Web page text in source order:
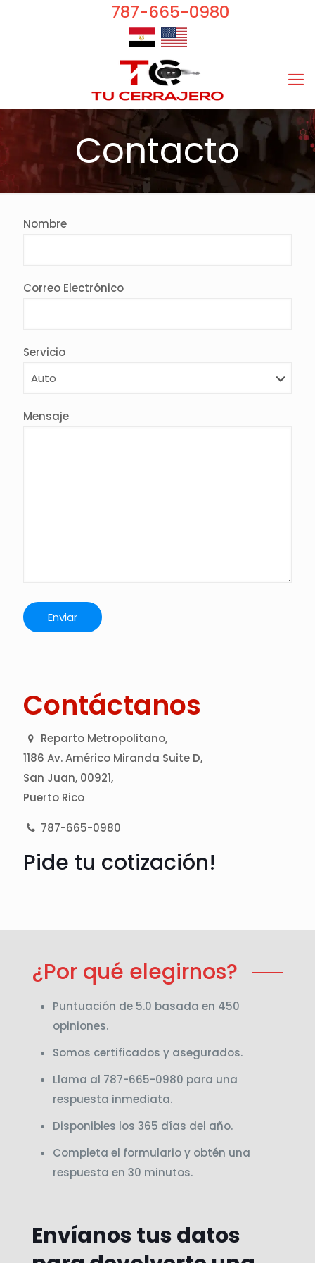
787-665-0980
Contacto
Nombre
Correo Electrónico
Servicio
Mensaje
Contáctanos
Reparto Metropolitano,
1186 Av. Américo Miranda Suite D,
San Juan, 00921,
Puerto Rico
787-665-0980
Pide tu cotización!
¿Por qué elegirnos?
Puntuación de 5.0 basada en 450
opiniones.
Somos certificados y asegurados.
Llama al 787-665-0980 para una
respuesta inmediata.
Disponibles los 365 días del año.
Completa el formulario y obtén una
respuesta en 30 minutos.
Envíanos tus datos